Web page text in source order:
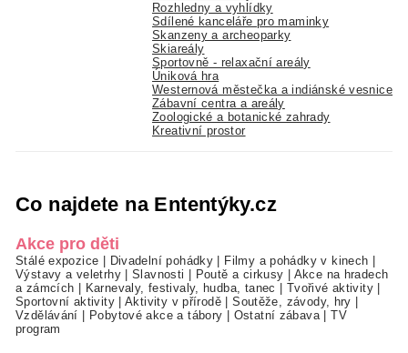
Rozhledny a vyhlídky
Sdílené kanceláře pro maminky
Skanzeny a archeoparky
Skiareály
Sportovně - relaxační areály
Úniková hra
Westernová městečka a indiánské vesnice
Zábavní centra a areály
Zoologické a botanické zahrady
Kreativní prostor
Co najdete na Ententýky.cz
Akce pro děti
Stálé expozice Divadelní pohádky Filmy a pohádky v kinech
Výstavy a veletrhy|Slavnosti Poutě a cirkusy
Akce na hradech
a zámcích
Karnevaly, festivaly, hudba, tanec Tvořivé aktivity
Sportovní aktivity|Aktivity v přírodě |Soutěže, závody, hry
Vzdělávání
Pobytové akce a tábory Ostatní zábava|TV
program